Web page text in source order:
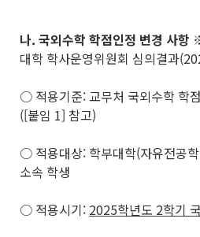
나. 국외수학 학점인정 변경 사항
대학 학사운영위원회 심의결과
○ 적용기준: 교무처 국외수학 학
([붙임 1] 참고)
○ 적용대상: 학부대학(자유전공
소속 학생
○ 적용시기: 2025학년도 2학기